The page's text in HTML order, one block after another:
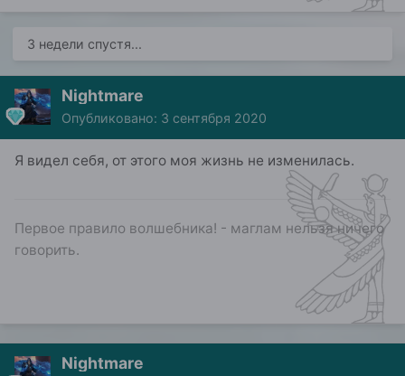
3 недели спустя...
Nightmare
Опубликовано: 3 сентября 2020
Я видел себя, от этого моя жизнь не изменилась.
Первое правило волшебника! - маглам нельзя ничего
говорить.
Nightmare